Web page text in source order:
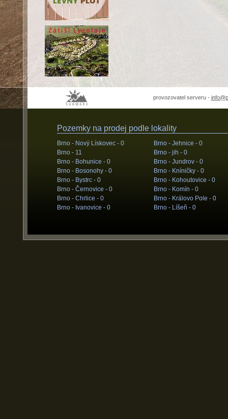
provozovatel serveru -
Pozemky na prodej podle lokality
Brno - Nový Lískovec - 0
Brno - 11
Brno - Bohunice - 0
Brno - Bosonohy - 0
Brno - Bystrc - 0
Brno - Černovice - 0
Brno - Chrlice - 0
Brno - Ivanovice - 0
Brno - Jehnice - 0
Brno - jih - 0
Brno - Jundrov - 0
Brno - Kníničky - 0
Brno - Kohoutovice - 0
Brno - Komín - 0
Brno - Královo Pole - 0
Brno - Líšeň - 0